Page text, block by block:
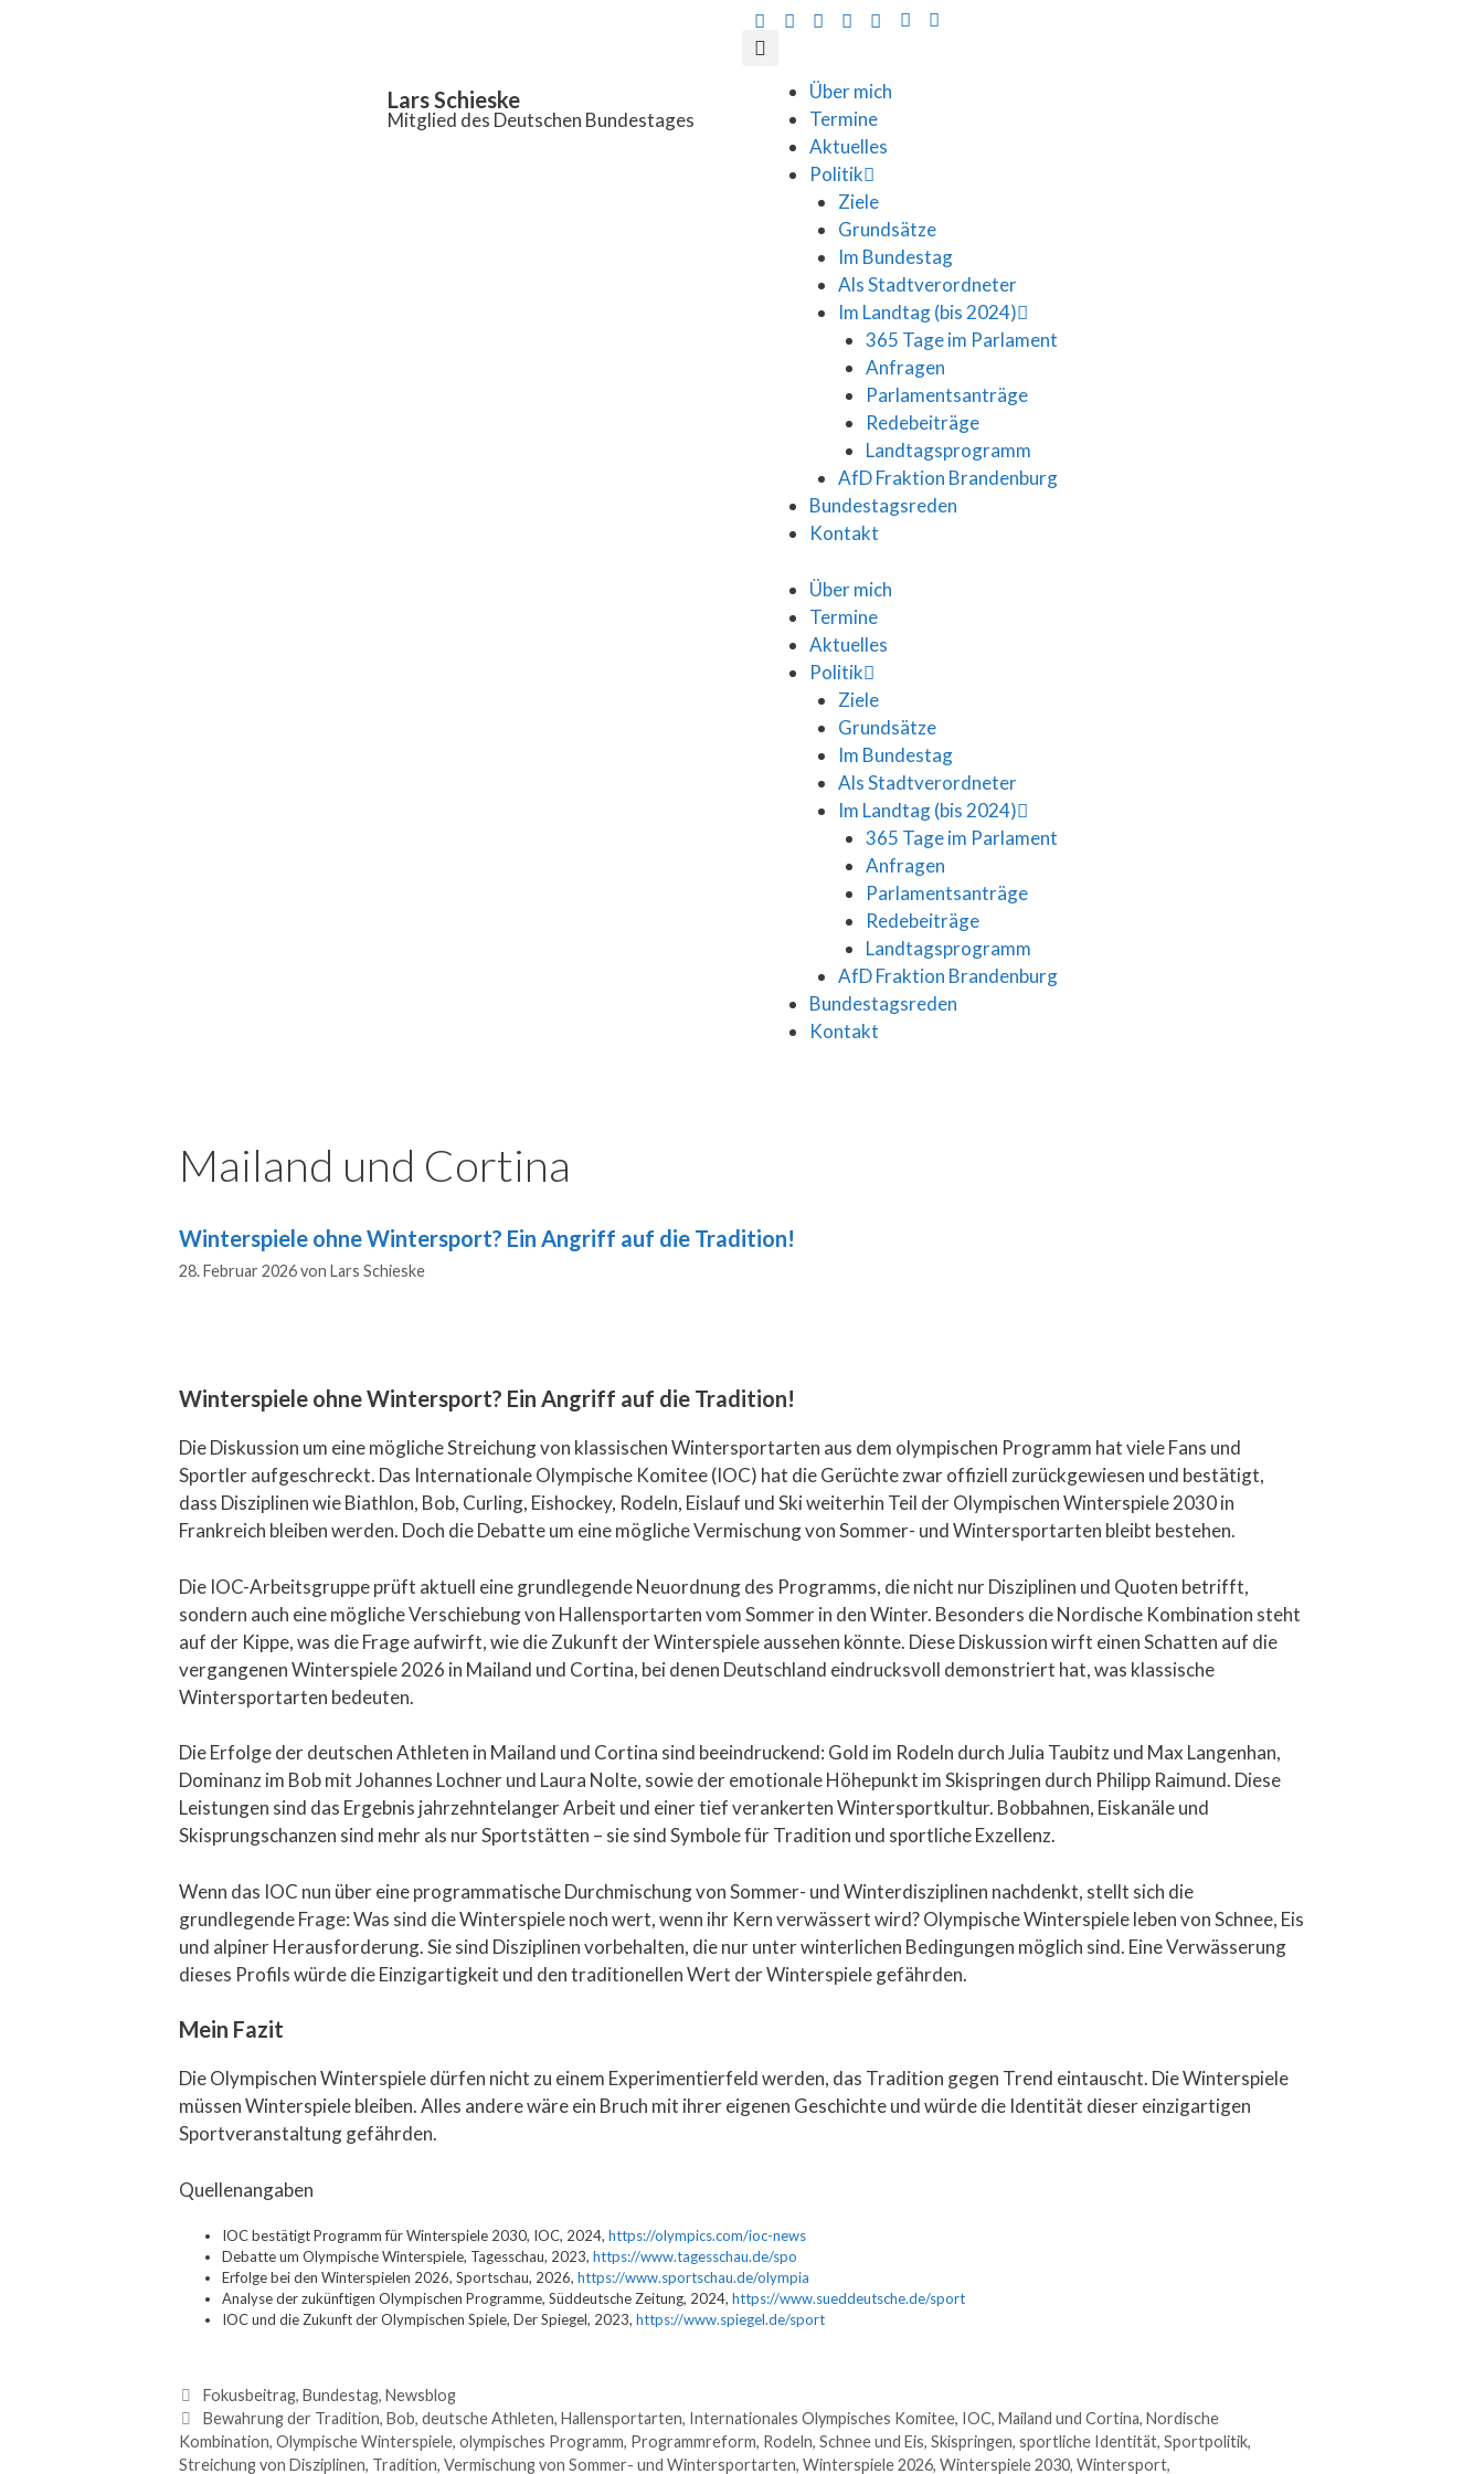
Lars Schieske
Mitglied des Deutschen Bundestages
Über mich
Termine
Aktuelles
Politik
Ziele
Grundsätze
Im Bundestag
Als Stadtverordneter
Im Landtag (bis 2024)
365 Tage im Parlament
Anfragen
Parlamentsanträge
Redebeiträge
Landtagsprogramm
AfD Fraktion Brandenburg
Bundestagsreden
Kontakt
Über mich
Termine
Aktuelles
Politik
Ziele
Grundsätze
Im Bundestag
Als Stadtverordneter
Im Landtag (bis 2024)
365 Tage im Parlament
Anfragen
Parlamentsanträge
Redebeiträge
Landtagsprogramm
AfD Fraktion Brandenburg
Bundestagsreden
Kontakt
Mailand und Cortina
Winterspiele ohne Wintersport? Ein Angriff auf die Tradition!
28. Februar 2026von Lars Schieske
Winterspiele ohne Wintersport? Ein Angriff auf die Tradition!
Die Diskussion um eine mögliche Streichung von klassischen Wintersportarten aus dem olympischen Programm hat viele Fans und
Sportler aufgeschreckt. Das Internationale Olympische Komitee (IOC) hat die Gerüchte zwar offiziell zurückgewiesen und bestätigt,
dass Disziplinen wie Biathlon, Bob, Curling, Eishockey, Rodeln, Eislauf und Ski weiterhin Teil der Olympischen Winterspiele 2030 in
Frankreich bleiben werden. Doch die Debatte um eine mögliche Vermischung von Sommer- und Wintersportarten bleibt bestehen.
Die IOC-Arbeitsgruppe prüft aktuell eine grundlegende Neuordnung des Programms, die nicht nur Disziplinen und Quoten betrifft,
sondern auch eine mögliche Verschiebung von Hallensportarten vom Sommer in den Winter. Besonders die Nordische Kombination steht
auf der Kippe, was die Frage aufwirft, wie die Zukunft der Winterspiele aussehen könnte. Diese Diskussion wirft einen Schatten auf die
vergangenen Winterspiele 2026 in Mailand und Cortina, bei denen Deutschland eindrucksvoll demonstriert hat, was klassische
Wintersportarten bedeuten.
Die Erfolge der deutschen Athleten in Mailand und Cortina sind beeindruckend: Gold im Rodeln durch Julia Taubitz und Max Langenhan,
Dominanz im Bob mit Johannes Lochner und Laura Nolte, sowie der emotionale Höhepunkt im Skispringen durch Philipp Raimund. Diese
Leistungen sind das Ergebnis jahrzehntelanger Arbeit und einer tief verankerten Wintersportkultur. Bobbahnen, Eiskanäle und
Skisprungschanzen sind mehr als nur Sportstätten – sie sind Symbole für Tradition und sportliche Exzellenz.
Wenn das IOC nun über eine programmatische Durchmischung von Sommer- und Winterdisziplinen nachdenkt, stellt sich die
grundlegende Frage: Was sind die Winterspiele noch wert, wenn ihr Kern verwässert wird? Olympische Winterspiele leben von Schnee, Eis
und alpiner Herausforderung. Sie sind Disziplinen vorbehalten, die nur unter winterlichen Bedingungen möglich sind. Eine Verwässerung
dieses Profils würde die Einzigartigkeit und den traditionellen Wert der Winterspiele gefährden.
Mein Fazit
Die Olympischen Winterspiele dürfen nicht zu einem Experimentierfeld werden, das Tradition gegen Trend eintauscht. Die Winterspiele
müssen Winterspiele bleiben. Alles andere wäre ein Bruch mit ihrer eigenen Geschichte und würde die Identität dieser einzigartigen
Sportveranstaltung gefährden.
Quellenangaben
IOC bestätigt Programm für Winterspiele 2030, IOC, 2024, https://olympics.com/ioc-news
Debatte um Olympische Winterspiele, Tagesschau, 2023, https://www.tagesschau.de/spo
Erfolge bei den Winterspielen 2026, Sportschau, 2026, https://www.sportschau.de/olympia
Analyse der zukünftigen Olympischen Programme, Süddeutsche Zeitung, 2024, https://www.sueddeutsche.de/sport
IOC und die Zukunft der Olympischen Spiele, Der Spiegel, 2023, https://www.spiegel.de/sport
Fokusbeitrag, Bundestag, Newsblog
Bewahrung der Tradition, Bob, deutsche Athleten, Hallensportarten, Internationales Olympisches Komitee, IOC, Mailand und Cortina, Nordische
Kombination, Olympische Winterspiele, olympisches Programm, Programmreform, Rodeln, Schnee und Eis, Skispringen, sportliche Identität, Sportpolitik,
Streichung von Disziplinen, Tradition, Vermischung von Sommer- und Wintersportarten, Winterspiele 2026, Winterspiele 2030, Wintersport,